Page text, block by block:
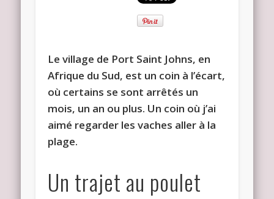
Le village de Port Saint Johns, en
Afrique du Sud, est un coin à l’écart,
où certains se sont arrêtés un
mois, un an ou plus. Un coin où j’ai
aimé regarder les vaches aller à la
plage.
Un trajet au poulet